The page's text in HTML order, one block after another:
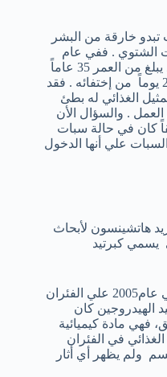
تبدو خارقة من البشر
الشتوي . ففي عام
2006 ، علي سبيل المثال تم إنقاذ رجل يبلغ من العمر 35 عاماً
علي جبل ثلجي في اليابان بعد مرور 24 يوماً من إختفائه . فقد
الغذائي له بطئ
. والسؤال الأن
كان في حالة سبات
علي أنها الدخول
هاتشينسون لأبحاث
يسمي كبرتيد
حيث أظهرت تجربة مساقط المياه في عام2005 علي الفئران
الهيدروجين كان
فهي مادة كيميائية
في الفئران
ولم يظهر أي أثار